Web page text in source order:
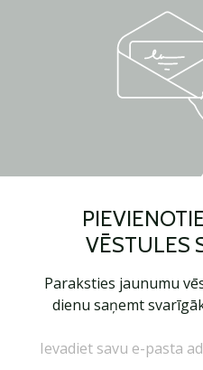
VĒSTULES
Paraksties jaunumu
dienu saņemt